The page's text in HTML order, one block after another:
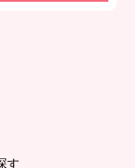
す